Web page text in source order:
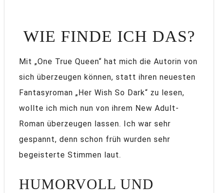
WIE FINDE ICH DAS?
Mit „One True Queen“ hat mich die Autorin von
sich überzeugen können, statt ihren neuesten
Fantasyroman „Her Wish So Dark“ zu lesen,
wollte ich mich nun von ihrem New Adult-
Roman überzeugen lassen. Ich war sehr
gespannt, denn schon früh wurden sehr
begeisterte Stimmen laut.
HUMORVOLL UND